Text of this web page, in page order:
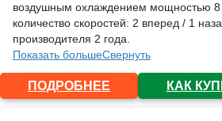
воздушным охлаждением мощностью 8
количество скоростей: 2 вперед / 1
производителя 2 года.
Показать большеСвернуть
ПОДРОБНЕЕ КАК